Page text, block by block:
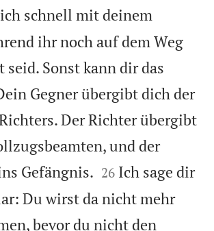
schnell mit deinem
ihr noch auf dem Weg
seid. Sonst kann dir das
Gegner übergibt dich der
Der Richter übergibt
und der
Gefängnis. 

26 Ich sage dir
Du wirst da nicht mehr
bevor du nicht den